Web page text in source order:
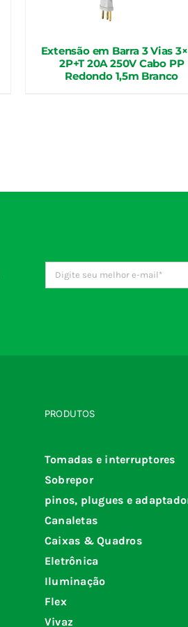
Extensão em Barra 3 Vias
2P+T 20A 250V Cabo PP
Redondo 1,5m Branco
PRODUTOS
Tomadas e interruptores
Sobrepor
pinos, plugues e
Canaletas
Caixas & Quadros
Eletrônica
Iluminação
Flex
Vivaz